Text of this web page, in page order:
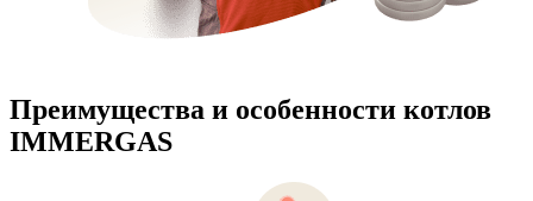
Преимущества и особенности котлов
IMMERGAS